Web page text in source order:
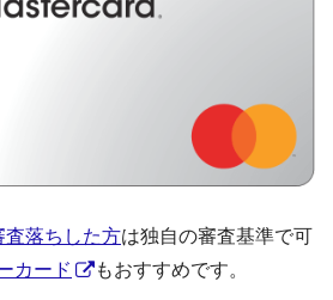
査落ちした方は独自の審査基準で可
カード もおすすめです。